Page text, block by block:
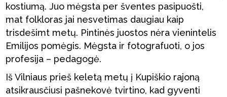
kostiumą. Juo mėgsta per šventes pasipuošti,
mat folkloras jai nesvetimas daugiau kaip
trisdešimt metų. Pintinės juostos nėra vienintelis
Emilijos pomėgis. Mėgsta ir fotografuoti, o jos
profesija – pedagogė.
Iš Vilniaus prieš keletą metų į Kupiškio rajoną
atsikrausčiusi pašnekovė tvirtino, kad gyventi